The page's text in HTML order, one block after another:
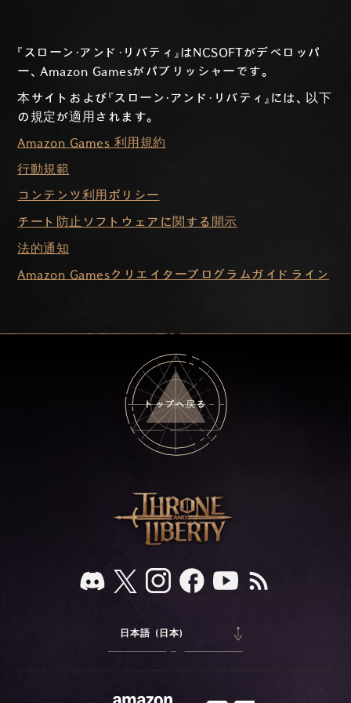
『スローン・アンド・リバティ』はNCSOFTがデベロッパ
ー、Amazon Gamesがパブリッシャーです。
本サイトおよび『スローン・アンド・リバティ』には、以下
の規定が適用されます。
Amazon Games 利用規約
行動規範
コンテンツ利用ポリシー
チート防止ソフトウェアに関する開示
法的通知
Amazon Gamesクリエイタープログラムガイドライン
トップへ戻る
日本語 (日本)